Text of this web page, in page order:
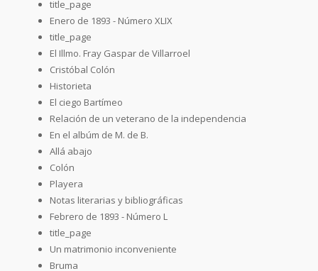
title_page
Enero de 1893 - Número XLIX
title_page
El Illmo. Fray Gaspar de Villarroel
Cristóbal Colón
Historieta
El ciego Bartímeo
Relación de un veterano de la independencia
En el albúm de M. de B.
Allá abajo
Colón
Playera
Notas literarias y bibliográficas
Febrero de 1893 - Número L
title_page
Un matrimonio inconveniente
Bruma